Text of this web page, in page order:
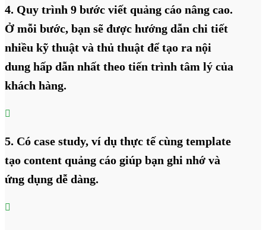
4. Quy trình 9 bước viết quảng cáo nâng cao.
Ở mỗi bước, bạn sẽ được hướng dẫn chi tiết
nhiều kỹ thuật và thủ thuật để tạo ra nội
dung hấp dẫn nhất theo tiến trình tâm lý của
khách hàng.

5. Có case study, ví dụ thực tế cùng template
tạo content quảng cáo giúp bạn ghi nhớ và
ứng dụng dễ dàng.
